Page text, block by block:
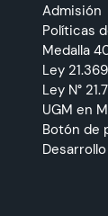
Admisión
Políticas
Medalla
Ley 21.369
Ley N°
UGM en
Botón de